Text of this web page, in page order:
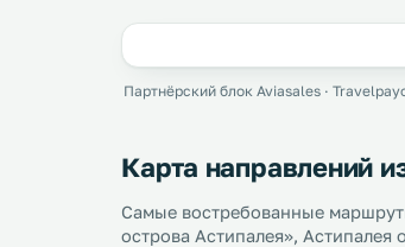
Партнёрский блок Aviasales ·
Карта направлений
Самые востребованные
острова Астипалея», Астипалея